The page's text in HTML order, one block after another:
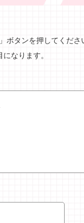
ボタンを押してくださ
なります。